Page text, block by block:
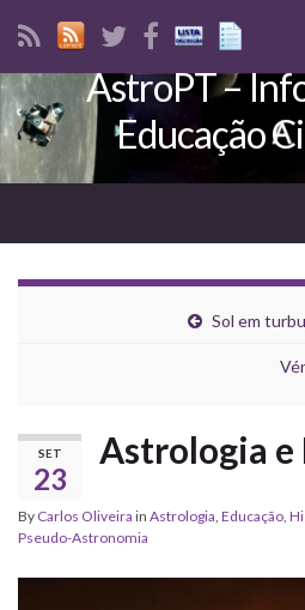
Search for:
AstroPT –
Educação
Sol em
SET
23
Astrologia e
By Carlos Oliveira in Astrologia, Educação,
Pseudo-Astronomia